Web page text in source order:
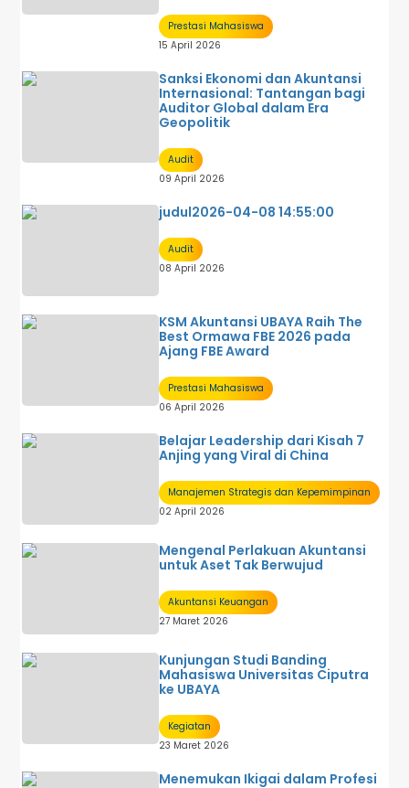
Prestasi Mahasiswa
15 April 2026
Sanksi Ekonomi dan Akuntansi
Internasional: Tantangan bagi
Auditor Global dalam Era
Geopolitik
Audit
09 April 2026
judul2026-04-08 14:55:00
Audit
08 April 2026
KSM Akuntansi UBAYA Raih The
Best Ormawa FBE 2026 pada
Ajang FBE Award
Prestasi Mahasiswa
06 April 2026
Belajar Leadership dari Kisah 7
Anjing yang Viral di China
Manajemen Strategis dan Kepemimpinan
02 April 2026
Mengenal Perlakuan Akuntansi
untuk Aset Tak Berwujud
Akuntansi Keuangan
27 Maret 2026
Kunjungan Studi Banding
Mahasiswa Universitas Ciputra
ke UBAYA
Kegiatan
23 Maret 2026
Menemukan Ikigai dalam Profesi